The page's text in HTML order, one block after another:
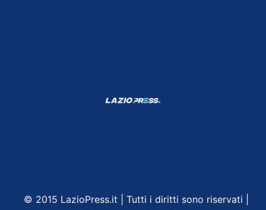
© 2015 LazioPress.it | Tutti i diritti sono riservati |